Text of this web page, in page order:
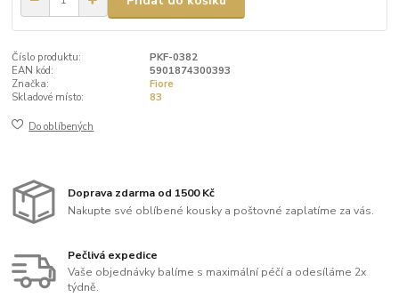
Číslo produktu:
PKF-0382
EAN kód:
5901874300393
Značka:
Fiore
Skladové místo:
83
Do oblíbených
Doprava zdarma od 1500 Kč
Nakupte své oblíbené kousky a poštovné zaplatíme za vás.
Pečlivá expedice
Vaše objednávky balíme s maximální péčí a odesíláme 2x
týdně.